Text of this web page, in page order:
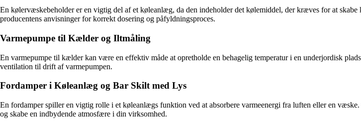
En kølervæskebeholder er en vigtig del af et køleanlæg, da den indeholder det kølemiddel, der kræves for at
producentens anvisninger for korrekt dosering og påfyldningsproces.
Varmepumpe til Kælder og Iltmåling
En varmepumpe til kælder kan være en effektiv måde at opretholde en behagelig temperatur i en underjordisk
ventilation til drift af varmepumpen.
Fordamper i Køleanlæg og Bar Skilt med Lys
En fordamper spiller en vigtig rolle i et køleanlægs funktion ved at absorbere varmeenergi fra luften eller en
og skabe en indbydende atmosfære i din virksomhed.